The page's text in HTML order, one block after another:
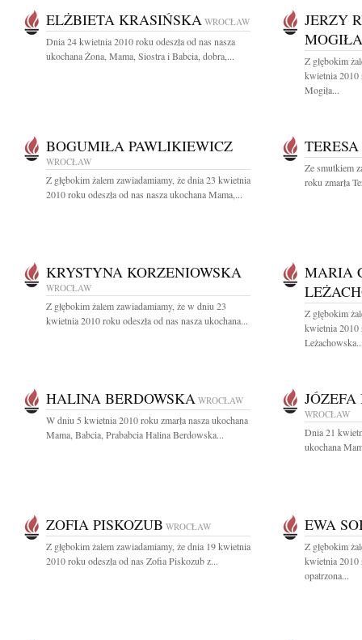
ELŻBIETA KRASIŃSKA WROCŁAW
Dnia 24 kwietnia 2010 roku odeszła od nas nasza
ukochana Żona, Mama, Siostra i Babcia, dobra,...
JERZY
MOGIŁA
Z głębokim
kwietnia 2010
Mogiła...
BOGUMIŁA PAWLIKIEWICZ
WROCŁAW
Z głębokim żalem zawiadamiamy, że dnia 23 kwietnia
2010 roku odeszła od nas nasza ukochana Mama,...
Ze smutkiem
roku zmarła
KRYSTYNA KORZENIOWSKA
WROCŁAW
Z głębokim żalem zawiadamiamy, że w dniu 23
kwietnia 2010 roku odeszła od nas nasza ukochana...
MARIA
Z głębokim
kwietnia 2010
HALINA BERDOWSKA WROCŁAW
W dniu 5 kwietnia 2010 roku zmarła nasza ukochana
Mama, Babcia, Prababcia Halina Berdowska...
WROCŁAW
Dnia 21
ukochana
ZOFIA PISKOZUB WROCŁAW
Z głębokim żalem zawiadamiamy, że dnia 19 kwietnia
2010 roku odeszła od nas Zofia Piskozub z...
EWA
Z głębokim
kwietnia 2010
opatrzona...